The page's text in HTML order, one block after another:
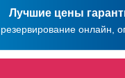
Лучшие цены
онлайн,